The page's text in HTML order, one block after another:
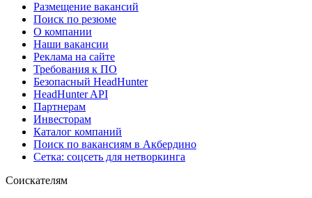
Размещение вакансий
Поиск по резюме
О компании
Наши вакансии
Реклама на сайте
Требования к ПО
Безопасный HeadHunter
HeadHunter API
Партнерам
Инвесторам
Каталог компаний
Поиск по вакансиям в Акбердино
Сетка: соцсеть для нетворкинга
Соискателям